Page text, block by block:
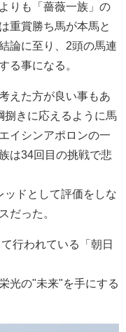
りも「薔薇一族」の
重賞勝ち馬が本馬と
論に至り、2頭の馬連
る事になる。
えた方が良い事もあ
捌きに応えるように馬
イシンアポロンの一
は34回目の挑戦で悲
ッドとして評価をしな
だった。
行われている「朝日
光の"未来"を手にする